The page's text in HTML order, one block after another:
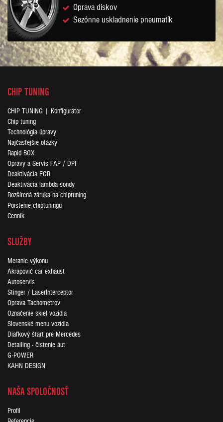
Oprava diskov
Sezónne uskladnenie pneumatík
CHIP TUNING
CHIP TUNING | Konfigurátor
Chip tuning
Technológia úpravy
Najčastejšie otázky
Rapid BOX
Opravy a Servis FAP / DPF
Deaktivácia EGR
Deaktivácia lambda sondy
Rozšírená záruka na chiptuning
Poistenie chiptuningu
Cenník
SLUŽBY
Meranie výkonu
Akrapovič car exhaust
Autoservis
Stinger / LaserInterceptor
Oprava Tachometrov
Označenie skiel vozidla
Slovenské menu vozidla
Diaľkový štart pre Mercedes
Detailing - čistenie áut
G-POWER
KAHN DESIGN
NAŠA SPOLOČNOSŤ
Profil